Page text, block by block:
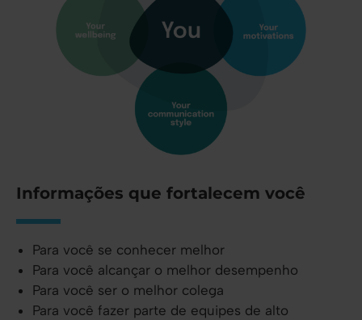
Informações que fortalecem você
Para você se conhecer melhor
Para você alcançar o melhor desempenho
Para você ser o melhor colega
Para você fazer parte de equipes de alto